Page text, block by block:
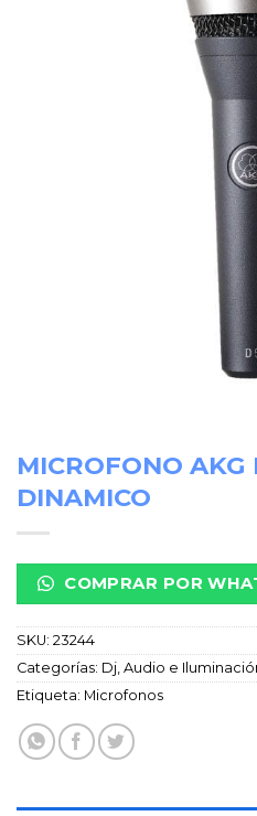
MICROFONO AKG
DINAMICO
COMPRAR POR
SKU: 23244
Categorías: Dj, Audio e
Etiqueta: Microfonos